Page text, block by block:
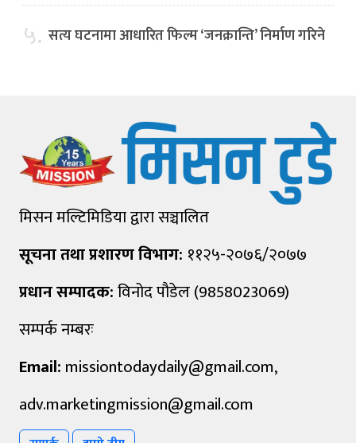
५. सत्य घटनामा आधारित फिल्म ‘जनक्रान्ति’ निर्माण गरिने
मिसन मल्टिमिडिया द्वारा सञ्चालित
सूचना तथा प्रशारण विभाग: ११२५-२०७६/२०७७
प्रधान सम्पादक:विनोद पौडेल (9858023069)
सम्पर्क नम्बरः
Email: missiontodaydaily@gmail.com,
adv.marketingmission@gmail.com